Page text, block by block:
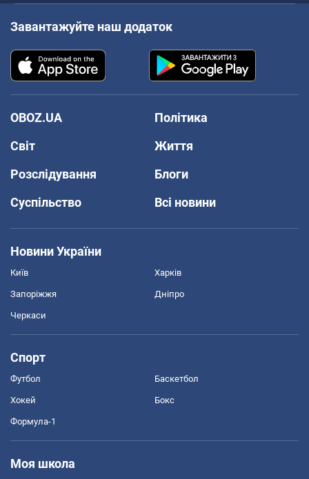
Завантажуйте наш додаток
OBOZ.UA
Політика
Світ
Життя
Розслідування
Блоги
Суспільство
Всі новини
Новини України
Київ Харків
Запоріжжя Дніпро
Черкаси
Спорт
Футбол Баскетбол
Хокей Бокс
Формула-1
Моя школа